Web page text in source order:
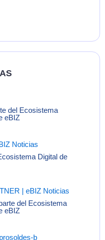
del Ecosistema
eBIZ
Digital de
del Ecosistema
eBIZ